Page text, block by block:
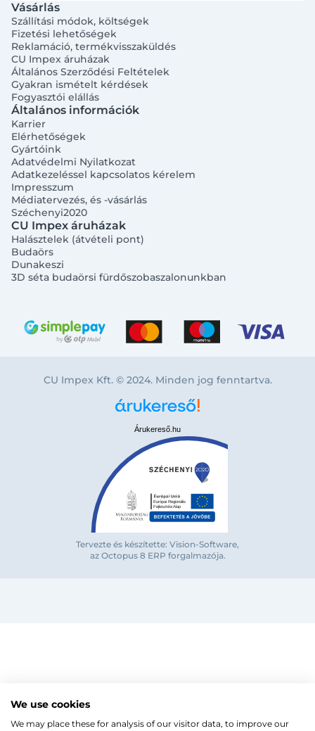
Bejelentkezés e-mail-címmel
Bejelentkezés közösségi fiókkal
MOZGÁSKORLÁTOZOTT TERMÉKEK
ZUHANYKABINOK/AJTÓK
Radiátorok
TÖRÖLKÖZŐSZÁRÍTÓ RADIÁTOR
Vásárlás
Szállítási módok, költségek
Fizetési lehetőségek
Reklamáció, termékvisszaküldés
CU Impex áruházak
Általános Szerződési Feltételek
Gyakran ismételt kérdések
Fogyasztói elállás
Általános információk
Karrier
Elérhetőségek
Gyártóink
Adatvédelmi Nyilatkozat
Adatkezeléssel kapcsolatos kérelem
Impresszum
Médiatervezés, és -vásárlás
Széchenyi2020
CU Impex áruházak
Halásztelek (átvételi pont)
Budaörs
Dunakeszi
3D séta budaörsi fürdőszobaszalonunkban
CU Impex Kft. © 2024. Minden jog fenntartva.
Árukereső.hu
Tervezte és készítette: Vision-Software,
az Octopus 8 ERP forgalmazója.
We use cookies
We may place these for analysis of our visitor data, to improve our